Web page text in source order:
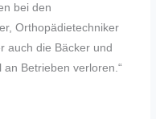
bei den
Orthopädietechniker
auch die Bäcker und
Betrieben verloren.“